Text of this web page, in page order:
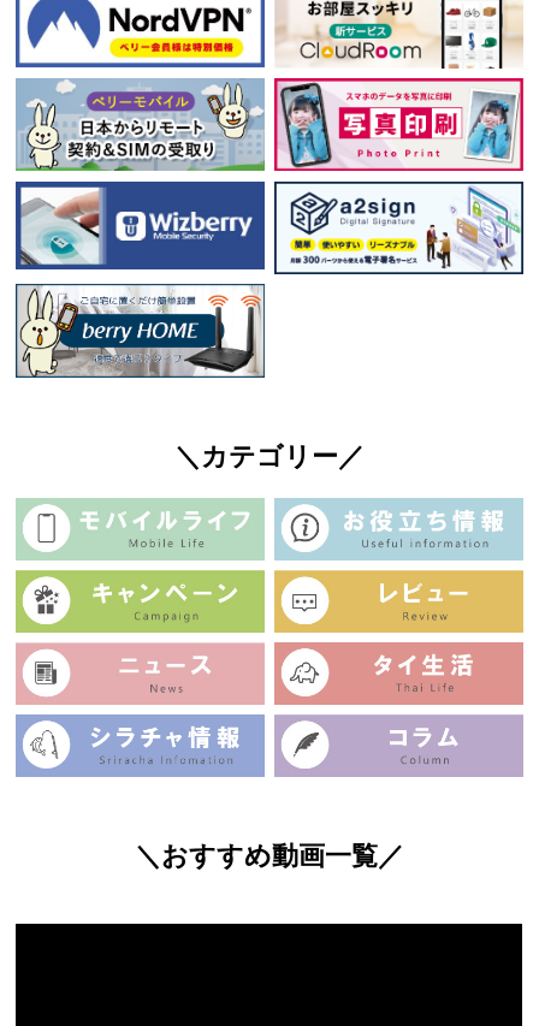
＼カテゴリー／
＼おすすめ動画一覧／